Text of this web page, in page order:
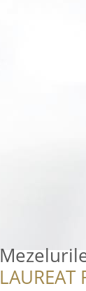
LAUREAT